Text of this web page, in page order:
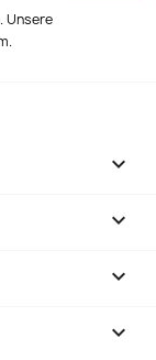
Unsere



keyboard_arrow_down